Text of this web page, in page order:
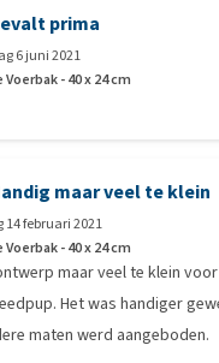
prima
6 juni 2021
- 40 x 24 cm
maar veel te klein
14 februari 2021
- 40 x 24 cm
maar veel te klein
Het was handiger
maten werd aangeboden.